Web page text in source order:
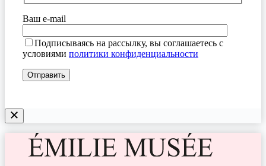
Ваш e-mail
Подписываясь на рассылку, вы соглашаетесь с
условиями политики конфиденциальности